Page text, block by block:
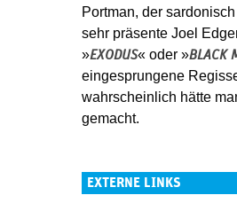
Portman, der
sehr präsente Joel
»EXODUS« oder »BLACK
eingesprungene
wahrscheinlich hätte
gemacht.
EXTERNE LINKS